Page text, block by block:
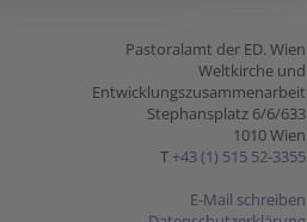
Pastoralamt der ED. Wien
Weltkirche und
Entwicklungszusammenarbeit
Stephansplatz 6/6/633
1010 Wien
T +43 (1) 515 52-3355
E-Mail schreiben